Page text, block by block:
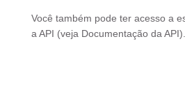
Você também pode ter acesso a
a API (veja Documentação da API ).